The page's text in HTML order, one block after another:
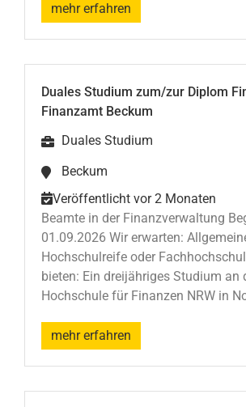
mehr erfahren
Duales Studium zum/zur Diplom
Finanzamt Beckum
Duales Studium
Beckum
Veröffentlicht vor 2 Monaten
Beamte in der Finanzverwaltung
01.09.2026 Wir erwarten:
Hochschulreife oder
bieten: Ein dreijähriges Studium an
Hochschule für Finanzen NRW in
mehr erfahren